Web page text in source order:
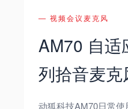
— 视频会议麦克风
AM70 自适
列拾音麦克
动狐科技AM70日常